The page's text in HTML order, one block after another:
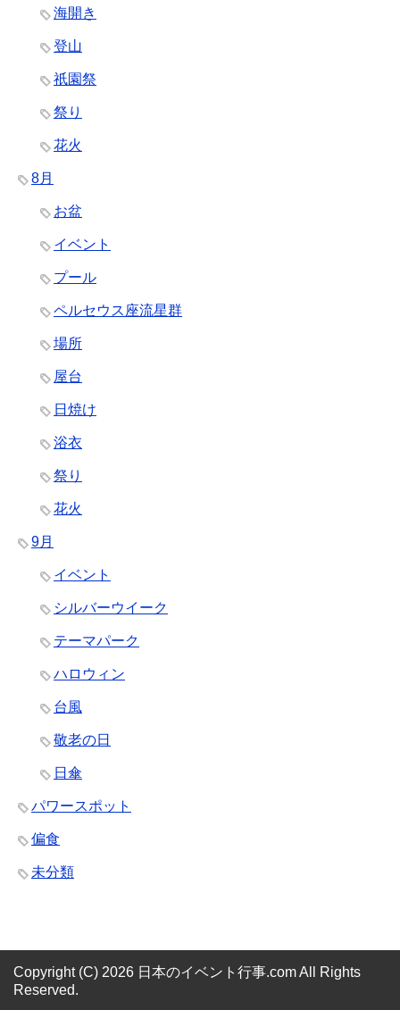
海開き
登山
祇園祭
祭り
花火
8月
お盆
イベント
プール
ペルセウス座流星群
場所
屋台
日焼け
浴衣
祭り
花火
9月
イベント
シルバーウイーク
テーマパーク
ハロウィン
台風
敬老の日
日傘
パワースポット
偏食
未分類
Copyright (C) 2026 日本のイベント行事.comAll Rights
Reserved.